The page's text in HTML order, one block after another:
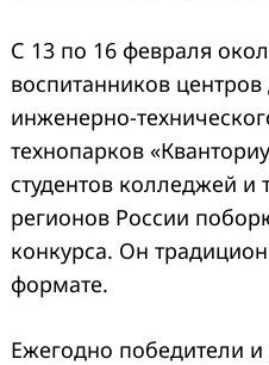
С 13 по 16 февраля
воспитанников
инженерно-
технопарков
студентов колледжей и
регионов России
конкурса. Он
формате.
Ежегодно победители